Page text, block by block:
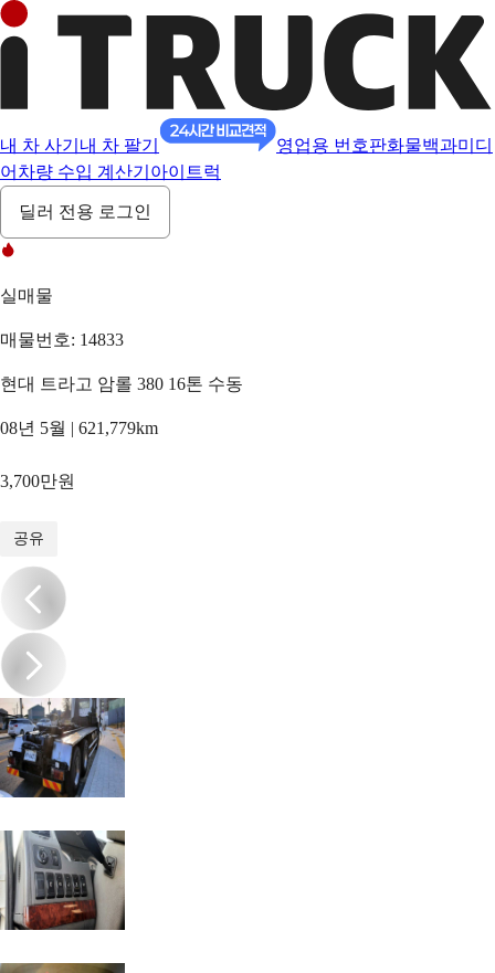
내 차 사기 내 차 팔기 영업용 번호판화물백과미디
어 차량 수입 계산기 아이트럭
딜러 전용 로그인
실매물
매물번호: 14833
현대 트라고 암롤 380 16톤 수동
08년 5월 | 621,779km
3,700만원
공유
/10